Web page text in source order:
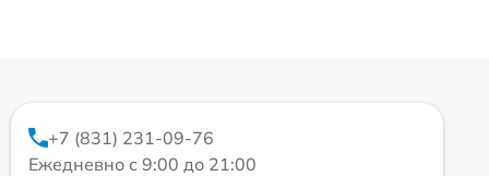
+7 (831) 231-09-76
Ежедневно с 9:00 до 21:00